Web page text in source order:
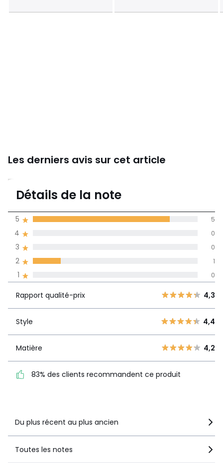
Les derniers avis sur cet article
4,5
moyenne des avis
dans toutes les
1 0
2
3 0
4
5 4,3
recommandent ce produit
Détails de la note
1 0
2 1
3 0
4 0
5 5
Rapport qualité-prix 4,3
Style 4,4
Matière 4,2
83% des clients recommandent ce produit
Du plus récent au plus ancien
Toutes les notes